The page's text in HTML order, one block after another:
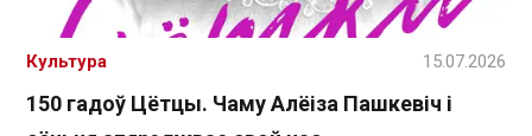
150 гадоў Цётцы. Чаму Алёіза Пашкевіч і
Культура 15.07.2026